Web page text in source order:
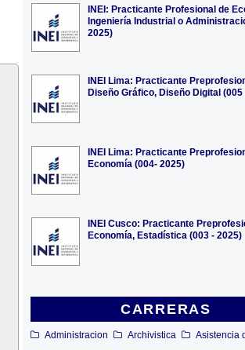
INEI: Practicante Profesional de
Ingeniería Industrial o
2025)
INEI Lima: Practicante
Diseño Gráfico, Diseño Digital (005
INEI Lima: Practicante
Economía (004- 2025)
INEI Cusco: Practicante
Economía, Estadística (003 - 2025)
CARRERAS
Administracion Archivistica
Asistencia